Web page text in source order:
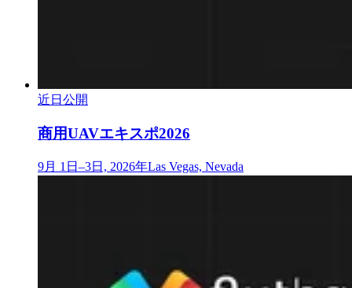
近日公開
商用UAVエキスポ2026
9月 1日–3日, 2026年Las Vegas, Nevada